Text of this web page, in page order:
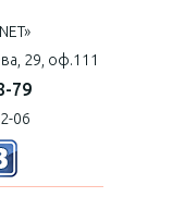
29, оф.111
79
06